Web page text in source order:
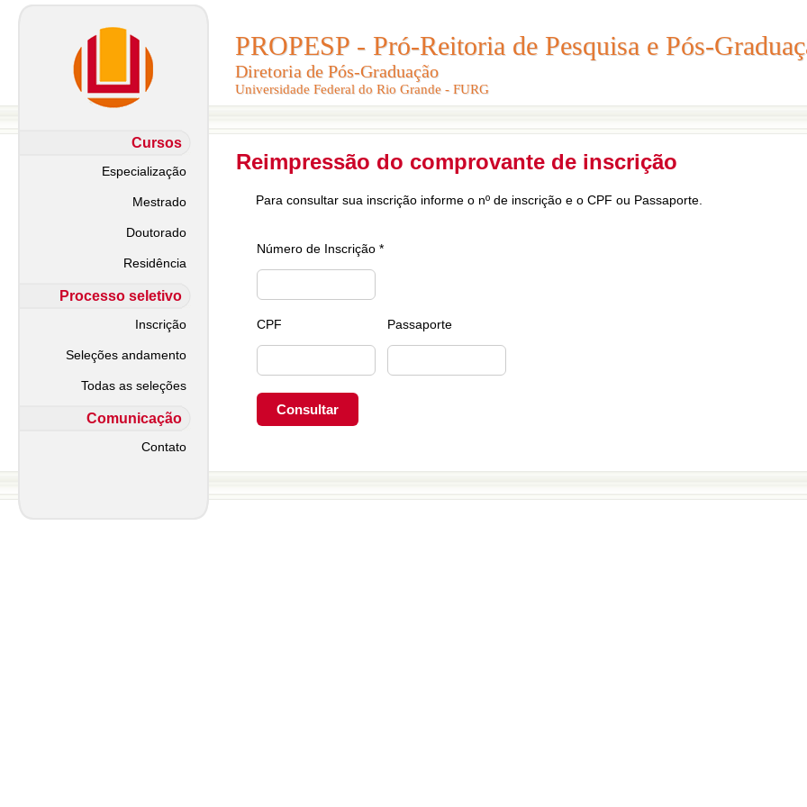
PROPESP - Pró-Reitoria de Pesquisa e Pós-
Diretoria de Pós-Graduação
Universidade Federal do Rio Grande - FURG
PROPESP - Pró-Reitoria de Pesquisa e Pós-
Diretoria de Pós-Graduação
Universidade Federal do Rio Grande - FURG
Cursos
Especialização
Mestrado
Doutorado
Residência
Processo seletivo
Inscrição
Seleções andamento
Todas as seleções
Comunicação
Contato
Reimpressão do comprovante de inscrição
Para consultar sua inscrição informe o nº de inscrição e o CPF ou Passaporte.
Número de Inscrição *
CPF Passaporte